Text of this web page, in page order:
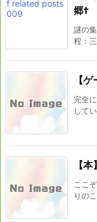
郷†
謎の
程：
【
完全
して
【
ここ
りの